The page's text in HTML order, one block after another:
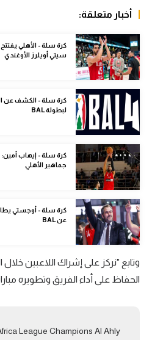
في المونديال
رياضة نسائية
آسيا
أمريكا
ركن الألعاب
أقسام خاصة
Gamers
ميركاتو
تقرير في الجول
حكايات في الجول
أخبار متعلقة:
سيتي أويلرز الأوغندي
كرة سلة - الكشف عن
لبطولة BAL
كرة سلة - إيهاب أمين:
جماهير الأهلي
كرة سلة - أوجستي
عن BAL
وتابع "نركز على إشراك اللاعبين
الحفاظ على أداء الفريق وتطويره
League Champions Al Ahly